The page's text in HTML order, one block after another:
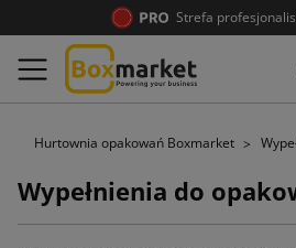
Strefa
Hurtownia opakowań Boxmarket
Wypełnienia do